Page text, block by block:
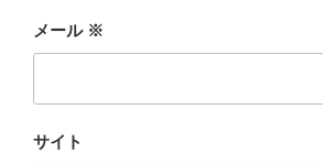
メール ※
サイト